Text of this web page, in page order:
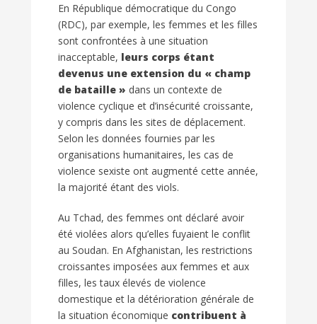
En République démocratique du Congo
(RDC), par exemple, les femmes et les filles
sont confrontées à une situation
inacceptable, leurs corps étant
devenus une extension du « champ
de bataille » dans un contexte de
violence cyclique et d’insécurité croissante,
y compris dans les sites de déplacement.
Selon les données fournies par les
organisations humanitaires, les cas de
violence sexiste ont augmenté cette année,
la majorité étant des viols.
Au Tchad, des femmes ont déclaré avoir
été violées alors qu’elles fuyaient le conflit
au Soudan. En Afghanistan, les restrictions
croissantes imposées aux femmes et aux
filles, les taux élevés de violence
domestique et la détérioration générale de
la situation économique contribuent à